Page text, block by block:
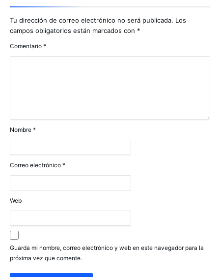
Tu dirección de correo electrónico no será publicada. Los
campos obligatorios están marcados con *
Comentario *
Nombre *
Correo electrónico *
Web
Guarda mi nombre, correo electrónico y web en este navegador para la
próxima vez que comente.